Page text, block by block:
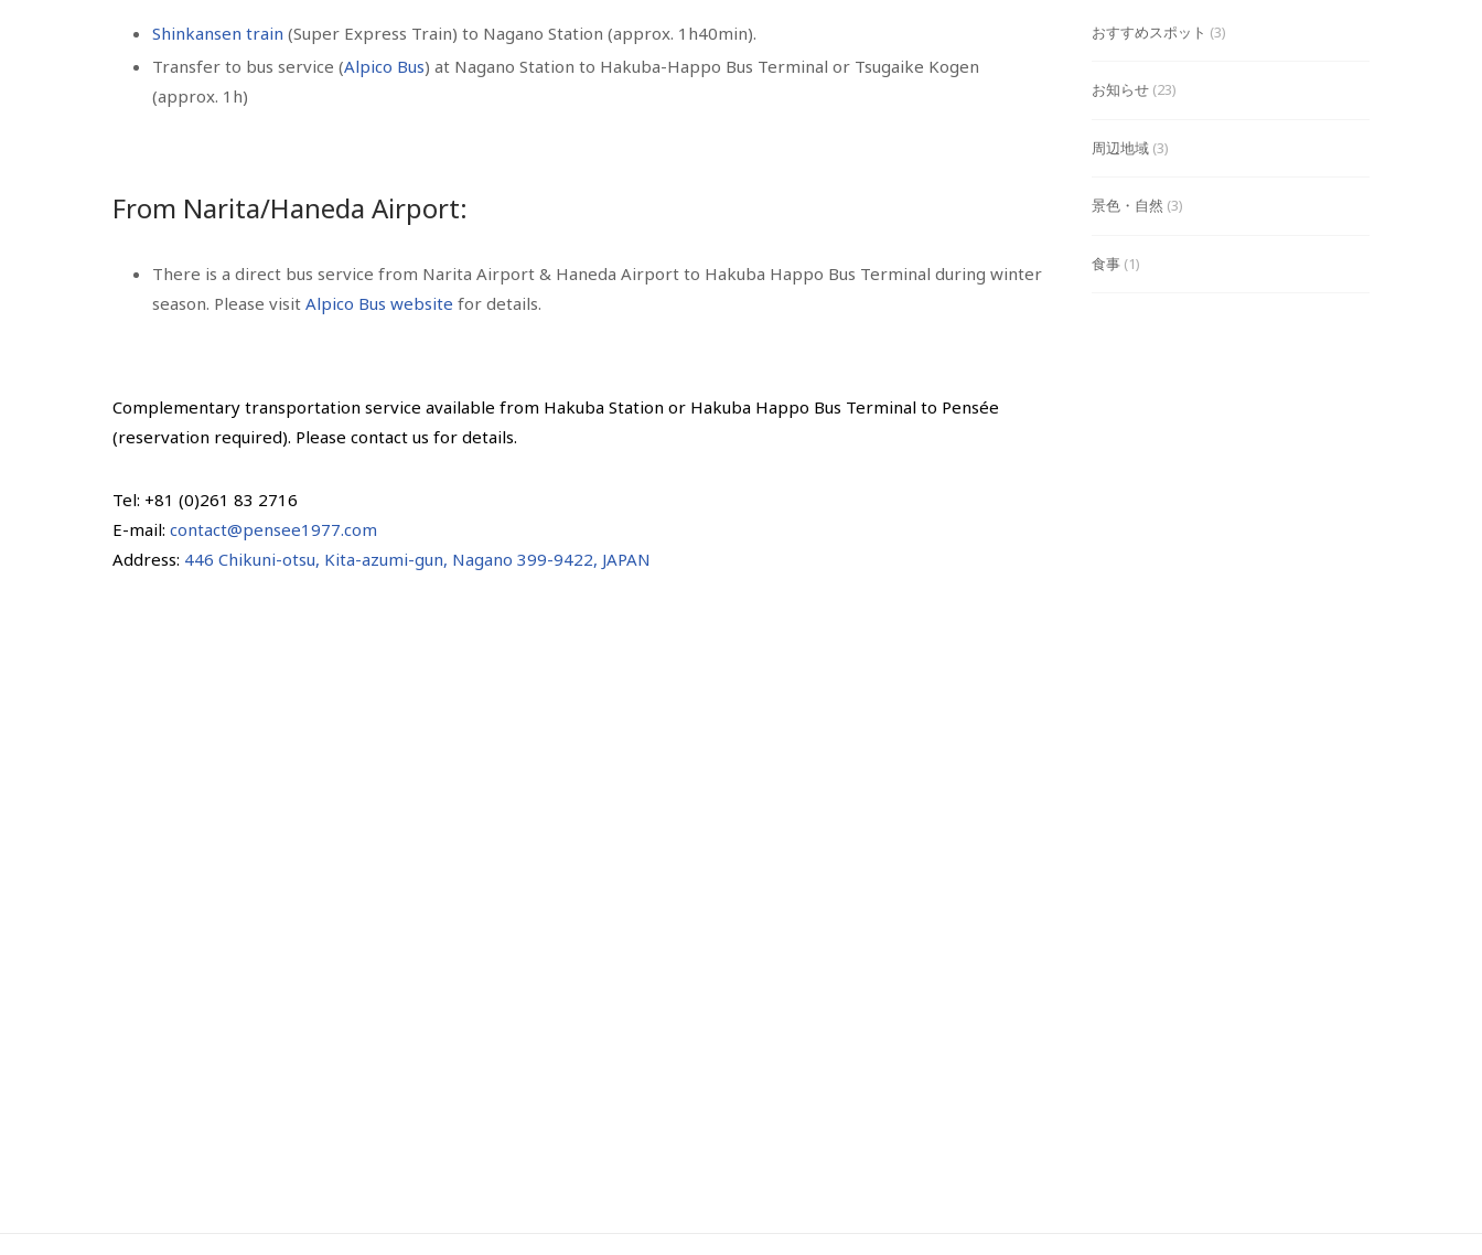
Shinkansen train (Super Express Train) to Nagano Station (approx. 1h40min).
Transfer to bus service (Alpico Bus) at Nagano Station to Hakuba-Happo Bus Terminal or Tsugaike Kogen
(approx. 1h)
From Narita/Haneda Airport:
There is a direct bus service from Narita Airport & Haneda Airport to Hakuba Happo Bus Terminal during winter
season. Please visit Alpico Bus website for details.
Complementary transportation service available from Hakuba Station or Hakuba Happo Bus Terminal to Pensée
(reservation required). Please contact us for details.
Tel: +81 (0)261 83 2716
E-mail: contact@pensee1977.com
Address: 446 Chikuni-otsu, Kita-azumi-gun, Nagano 399-9422, JAPAN
おすすめスポット (3)
お知らせ (23)
周辺地域 (3)
景色・自然 (3)
食事 (1)